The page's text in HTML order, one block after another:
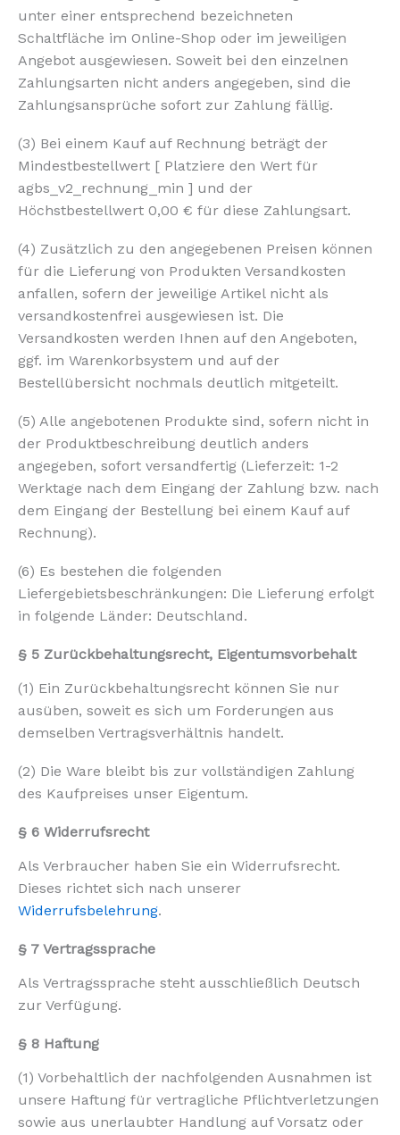
unter einer entsprechend bezeichneten
Schaltfläche im Online-Shop oder im jeweiligen
Angebot ausgewiesen. Soweit bei den einzelnen
Zahlungsarten nicht anders angegeben, sind die
Zahlungsansprüche sofort zur Zahlung fällig.
(3) Bei einem Kauf auf Rechnung beträgt der
Mindestbestellwert [ Platziere den Wert für
agbs_v2_rechnung_min ] und der
Höchstbestellwert 0,00 € für diese Zahlungsart.
(4) Zusätzlich zu den angegebenen Preisen können
für die Lieferung von Produkten Versandkosten
anfallen, sofern der jeweilige Artikel nicht als
versandkostenfrei ausgewiesen ist. Die
Versandkosten werden Ihnen auf den Angeboten,
ggf. im Warenkorbsystem und auf der
Bestellübersicht nochmals deutlich mitgeteilt.
(5) Alle angebotenen Produkte sind, sofern nicht in
der Produktbeschreibung deutlich anders
angegeben, sofort versandfertig (Lieferzeit: 1-2
Werktage nach dem Eingang der Zahlung bzw. nach
dem Eingang der Bestellung bei einem Kauf auf
Rechnung).
(6) Es bestehen die folgenden
Liefergebietsbeschränkungen: Die Lieferung erfolgt
in folgende Länder: Deutschland.
§ 5 Zurückbehaltungsrecht, Eigentumsvorbehalt
(1) Ein Zurückbehaltungsrecht können Sie nur
ausüben, soweit es sich um Forderungen aus
demselben Vertragsverhältnis handelt.
(2) Die Ware bleibt bis zur vollständigen Zahlung
des Kaufpreises unser Eigentum.
§ 6 Widerrufsrecht
Als Verbraucher haben Sie ein Widerrufsrecht.
Dieses richtet sich nach unserer
Widerrufsbelehrung.
§ 7 Vertragssprache
Als Vertragssprache steht ausschließlich Deutsch
zur Verfügung.
§ 8 Haftung
(1) Vorbehaltlich der nachfolgenden Ausnahmen ist
unsere Haftung für vertragliche Pflichtverletzungen
sowie aus unerlaubter Handlung auf Vorsatz oder